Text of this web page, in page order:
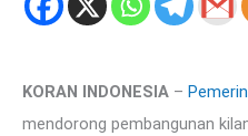
KORAN INDONESIA –
mendorong pembangunan